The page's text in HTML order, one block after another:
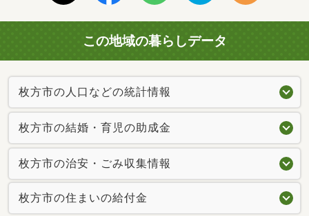
この地域の暮らしデータ
枚方市の人口などの統計情報
枚方市の結婚・育児の助成金
枚方市の治安・ごみ収集情報
枚方市の住まいの給付金